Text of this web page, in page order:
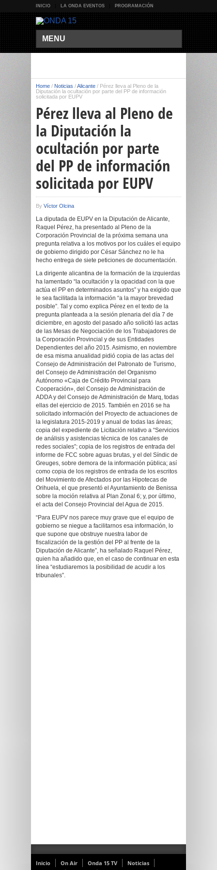
INICIO LA ONDA EVENTOS PROGRAMACIÓN
MENU
Home / Noticias /Alicante / Pérez lleva al Pleno de la
Diputación la ocultación por parte del PP de información
solicitada por EUPV
Pérez lleva al Pleno de
la Diputación la
ocultación por parte
del PP de información
solicitada por EUPV
By Víctor Olcina
La diputada de EUPV en la Diputación de Alicante,
Raquel Pérez, ha presentado al Pleno de la
Corporación Provincial de la próxima semana una
pregunta relativa a los motivos por los cuáles el equipo
de gobierno dirigido por César Sánchez no le ha
hecho entrega de siete peticiones de documentación.
La dirigente alicantina de la formación de la izquierdas
ha lamentado “la ocultación y la opacidad con la que
actúa el PP en determinados asuntos” y ha exigido que
le sea facilitada la información “a la mayor brevedad
posible”. Tal y como explica Pérez en el texto de la
pregunta planteada a la sesión plenaria del día 7 de
diciembre, en agosto del pasado año solicitó las actas
de las Mesas de Negociación de los Trabajadores de
la Corporación Provincial y de sus Entidades
Dependientes del año 2015. Asimismo, en noviembre
de esa misma anualidad pidió copia de las actas del
Consejo de Administración del Patronato de Turismo,
del Consejo de Administración del Organismo
Autónomo «Caja de Crédito Provincial para
Cooperación», del Consejo de Administración de
ADDA y del Consejo de Administración de Marq, todas
ellas del ejercicio de 2015. También en 2016 se ha
solicitado información del Proyecto de actuaciones de
la legislatura 2015-2019 y anual de todas las áreas;
copia del expediente de Licitación relativo a “Servicios
de análisis y asistencias técnica de los canales de
redes sociales”; copia de los registros de entrada del
informe de FCC sobre aguas brutas, y el del Síndic de
Greuges, sobre demora de la información pública; así
como copia de los registros de entrada de los escritos
del Movimiento de Afectados por las Hipotecas de
Orihuela, el que presentó el Ayuntamiento de Benissa
sobre la moción relativa al Plan Zonal 6; y, por último,
el acta del Consejo Provincial del Agua de 2015.
“Para EUPV nos parece muy grave que el equipo de
gobierno se niegue a facilitarnos esa información, lo
que supone que obstruye nuestra labor de
fiscalización de la gestión del PP al frente de la
Diputación de Alicante”, ha señalado Raquel Pérez,
quien ha añadido que, en el caso de continuar en esta
línea “estudiaremos la posibilidad de acudir a los
tribunales”.
Inicio On Air Onda 15 TV Noticias